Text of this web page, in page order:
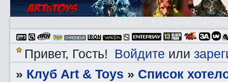
Привет, Гость! Войдите или
» Клуб Art & Toys » Список